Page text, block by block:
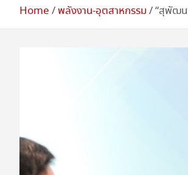
Home พลังงาน-อุตสาหกรรม “สุพัฒ